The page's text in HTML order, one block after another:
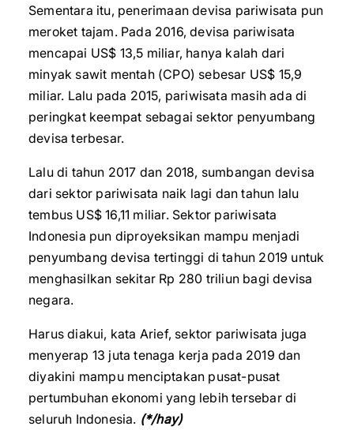
Sementara itu, penerimaan devisa pariwisata pun
meroket tajam. Pada 2016, devisa pariwisata
mencapai US$ 13,5 miliar, hanya kalah dari
minyak sawit mentah (CPO) sebesar US$ 15,9
miliar. Lalu pada 2015, pariwisata masih ada di
peringkat keempat sebagai sektor penyumbang
devisa terbesar.
Lalu di tahun 2017 dan 2018, sumbangan devisa
dari sektor pariwisata naik lagi dan tahun lalu
tembus US$ 16,11 miliar. Sektor pariwisata
Indonesia pun diproyeksikan mampu menjadi
penyumbang devisa tertinggi di tahun 2019 untuk
menghasilkan sekitar Rp 280 triliun bagi devisa
negara.
Harus diakui, kata Arief, sektor pariwisata juga
menyerap 13 juta tenaga kerja pada 2019 dan
diyakini mampu menciptakan pusat-pusat
pertumbuhan ekonomi yang lebih tersebar di
seluruh Indonesia. (*/hay)